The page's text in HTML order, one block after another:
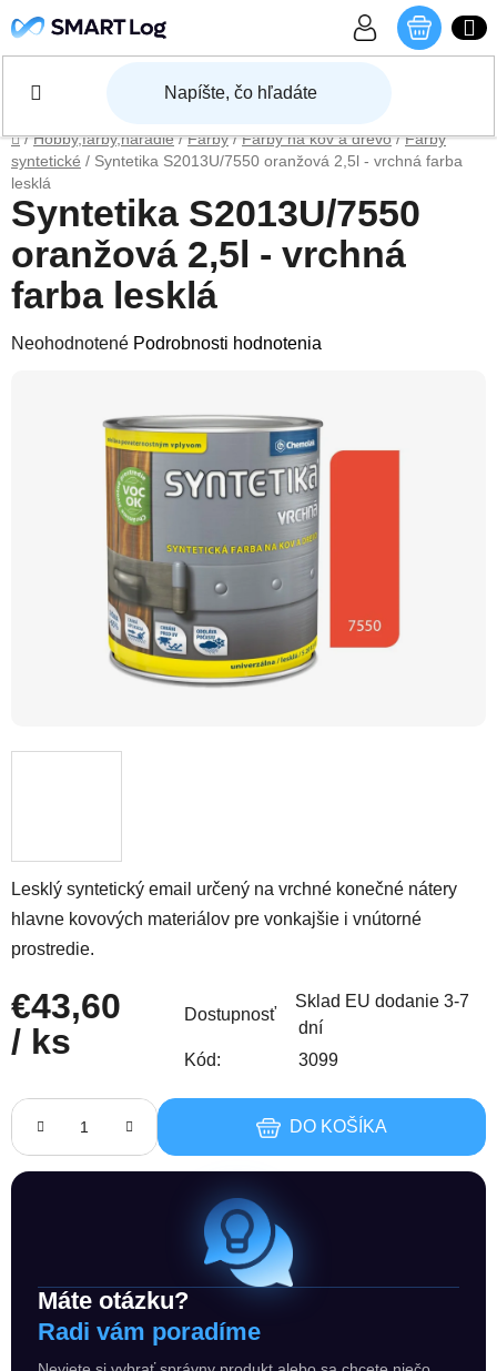
Domov
/ Hobby,farby,náradie / Farby / Farby na kov a drevo / Farby
syntetické / Syntetika S2013U/7550 oranžová 2,5l - vrchná farba
lesklá
Lesklý syntetický email určený na vrchné konečné nátery
hlavne kovových materiálov pre vonkajšie i vnútorné
prostredie.
€43,60
/ ks
Dostupnosť
Sklad EU dodanie 3-7
dní
Kód:
3099
DO KOŠÍKA
Máte otázku?
Radi vám poradíme
Syntetika S2013U/7550
oranžová 2,5l - vrchná
farba lesklá
Priemerné hodnotenie produktu je 0,0 z 5 hviezdičiek.
Neohodnotené Podrobnosti hodnotenia